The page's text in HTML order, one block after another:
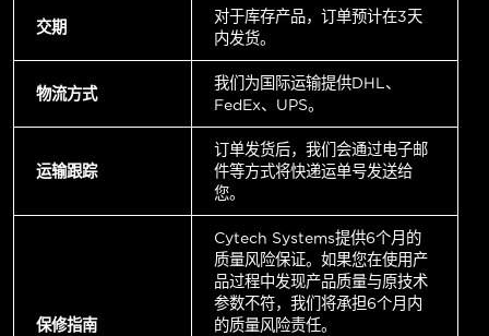
交期
对于库存产品，订单预计在3天
内发货。
物流方式
我们为国际运输提供DHL、
FedEx、UPS。
运输跟踪
订单发货后，我们会通过电子邮
件等方式将快递运单号发送给
您。
保修指南
Cytech Systems提供6个月的
质量风险保证。如果您在使用产
品过程中发现产品质量与原技术
参数不符，我们将承担6个月内
的质量风险责任。